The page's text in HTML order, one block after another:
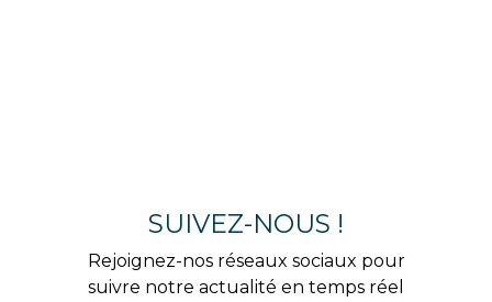
SUIVEZ-NOUS !
Rejoignez-nos réseaux sociaux pour
suivre notre actualité en temps réel